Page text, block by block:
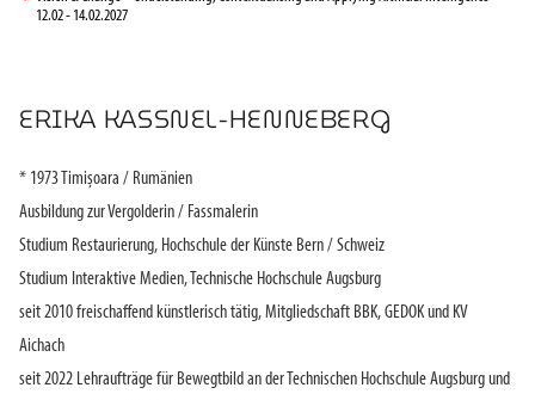
12.02 - 14.02.2027
ERIKA KASSNEL-HENNEBERG
* 1973 Timișoara / Rumänien
Ausbildung zur Vergolderin / Fassmalerin
Studium Restaurierung, Hochschule der Künste Bern / Schweiz
Studium Interaktive Medien, Technische Hochschule Augsburg
seit 2010 freischaffend künstlerisch tätig, Mitgliedschaft BBK, GEDOK und KV
Aichach
seit 2022 Lehraufträge für Bewegtbild an der Technischen Hochschule Augsburg und